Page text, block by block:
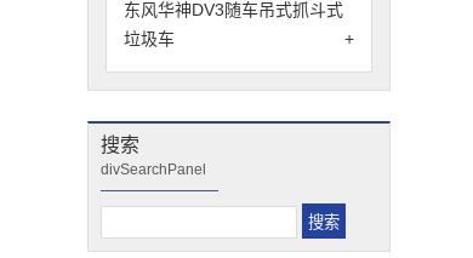
东风华神DV3随车吊式抓斗式
垃圾车
+
搜索
divSearchPanel